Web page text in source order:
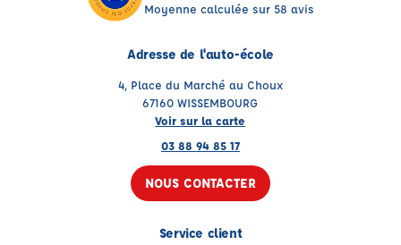
Moyenne calculée sur 58 avis
Adresse de l'auto-école
4, Place du Marché au Choux
67160 WISSEMBOURG
Voir sur la carte
03 88 94 85 17
NOUS CONTACTER
Service client